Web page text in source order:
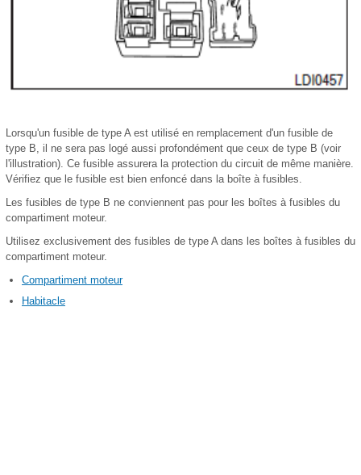
Lorsqu'un fusible de type A est utilisé en remplacement d'un fusible de
type B, il ne sera pas logé aussi profondément que ceux de type B (voir
l'illustration). Ce fusible assurera la protection du circuit de même manière.
Vérifiez que le fusible est bien enfoncé dans la boîte à fusibles.
Les fusibles de type B ne conviennent pas pour les boîtes à fusibles du
compartiment moteur.
Utilisez exclusivement des fusibles de type A dans les boîtes à fusibles du
compartiment moteur.
Compartiment moteur
Habitacle